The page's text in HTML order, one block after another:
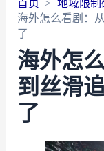
首页
地域限制
海外怎么看剧：
了
海外怎
到丝滑
了